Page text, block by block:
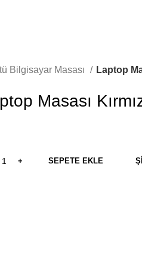
Bilgisayar Masası Laptop
Masası
SEPETE EKLE